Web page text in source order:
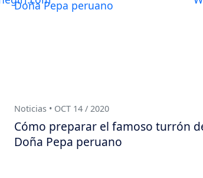
Noticias • OCT 14 / 2020
Cómo preparar el famoso turrón
Doña Pepa peruano